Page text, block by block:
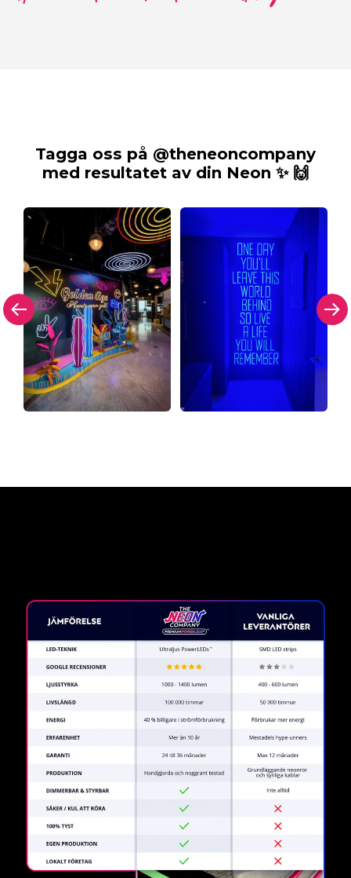
Tagga oss på @theneoncompany
med resultatet av din Neon ✨ 🙌